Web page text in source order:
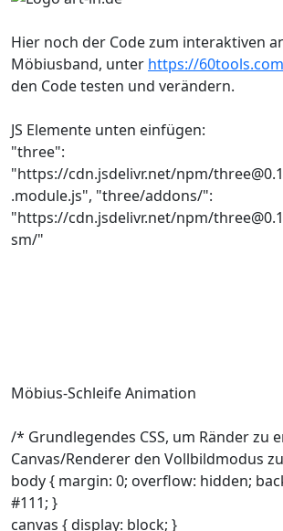
Hier noch der Code zum interaktiven
Möbiusband, unter https://
den Code testen und verändern.
JS Elemente unten einfügen:
"three":
"https://cdn.jsdelivr.net/npm/
.module.js", "three/addons/":
"https://cdn.jsdelivr.net/npm/
sm/"
Möbius-Schleife Animation
/* Grundlegendes CSS, um Ränder zu
Canvas/Renderer den Vollbildmodus
body { margin: 0; overflow: hidden;
#111; }
canvas { display: block; }